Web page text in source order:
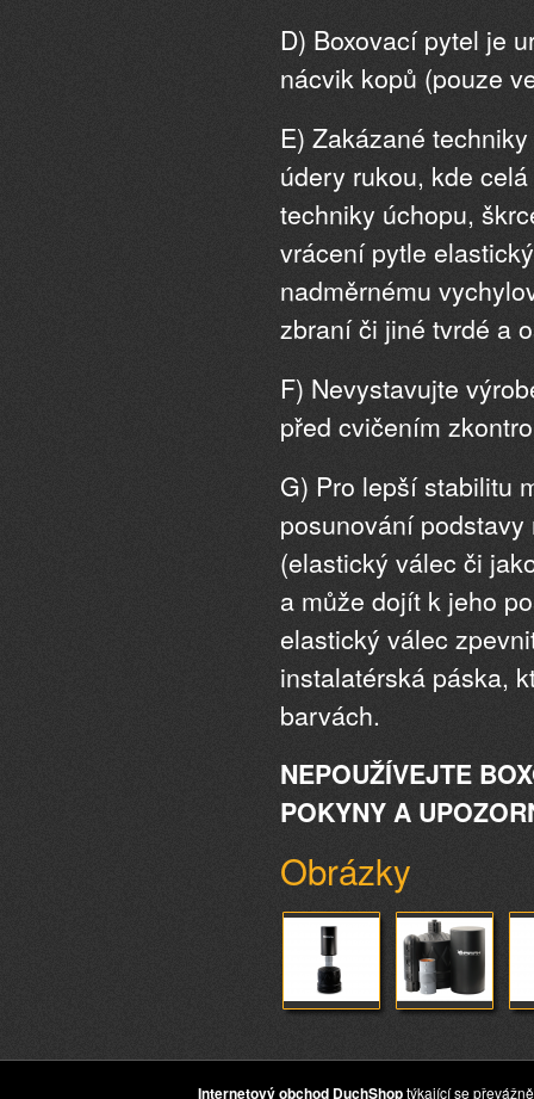
D) Boxovací pytel je
nácvik kopů (pouze
E) Zakázané
údery rukou, kde
techniky úchopu,
vrácení pytle
nadměrnému
zbraní či jiné tvrdé a
F) Nevystavujte
před cvičením
G) Pro lepší stabilitu
posunování
(elastický válec či
a může dojít k jeho
elastický válec
instalatérská páska,
barvách.
NEPOUŽÍVEJTE
POKYNY A
Obrázky
Internetový obchod DuchShoptýkající se